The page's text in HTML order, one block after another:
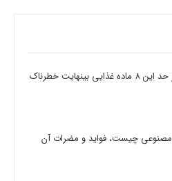
مصرف بیش از حد این 8 ماده غذایی بینهایت خطرناک
چیست، فواید و مضرات آن